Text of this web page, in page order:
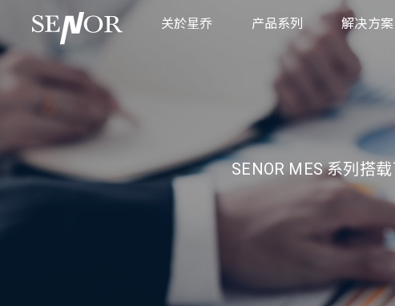
关於星乔 产品系列
POS 系統
互动式资讯服务系统
不锈钢平板系统
工業級触控显示器
POS 专用周边设备
制造执行系统
解决方案
商业
餐饮、
工业
医疗
SENOR MES 系列搭